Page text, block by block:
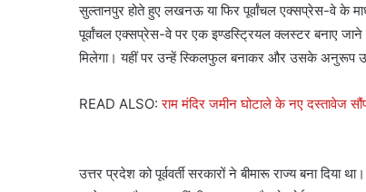
सुल्तानपुर होते हुए लखनऊ या फिर पूर्वांचल एक्सप्रेस-वे के
पूर्वांचल एक्सप्रेस-वे पर एक इण्डस्ट्रियल क्लस्टर बनाए जाने
मिलेगा। यहीं पर उन्हें स्किलफुल बनाकर और उसके अनुरूप उन्हें
READ ALSO:राम मंदिर जमीन घोटाले के नए दस्तावेज
उत्तर प्रदेश को पूर्ववर्ती सरकारों ने बीमारू राज्य बना